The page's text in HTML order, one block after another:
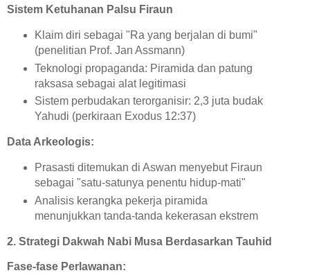
Sistem Ketuhanan Palsu Firaun
Klaim diri sebagai "Ra yang berjalan di bumi"
(penelitian Prof. Jan Assmann)
Teknologi propaganda: Piramida dan patung
raksasa sebagai alat legitimasi
Sistem perbudakan terorganisir: 2,3 juta budak
Yahudi (perkiraan Exodus 12:37)
Data Arkeologis:
Prasasti ditemukan di Aswan menyebut Firaun
sebagai "satu-satunya penentu hidup-mati"
Analisis kerangka pekerja piramida
menunjukkan tanda-tanda kekerasan ekstrem
2. Strategi Dakwah Nabi Musa Berdasarkan Tauhid
Fase-fase Perlawanan: